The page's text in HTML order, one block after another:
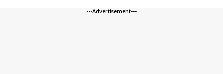
---Advertisement---